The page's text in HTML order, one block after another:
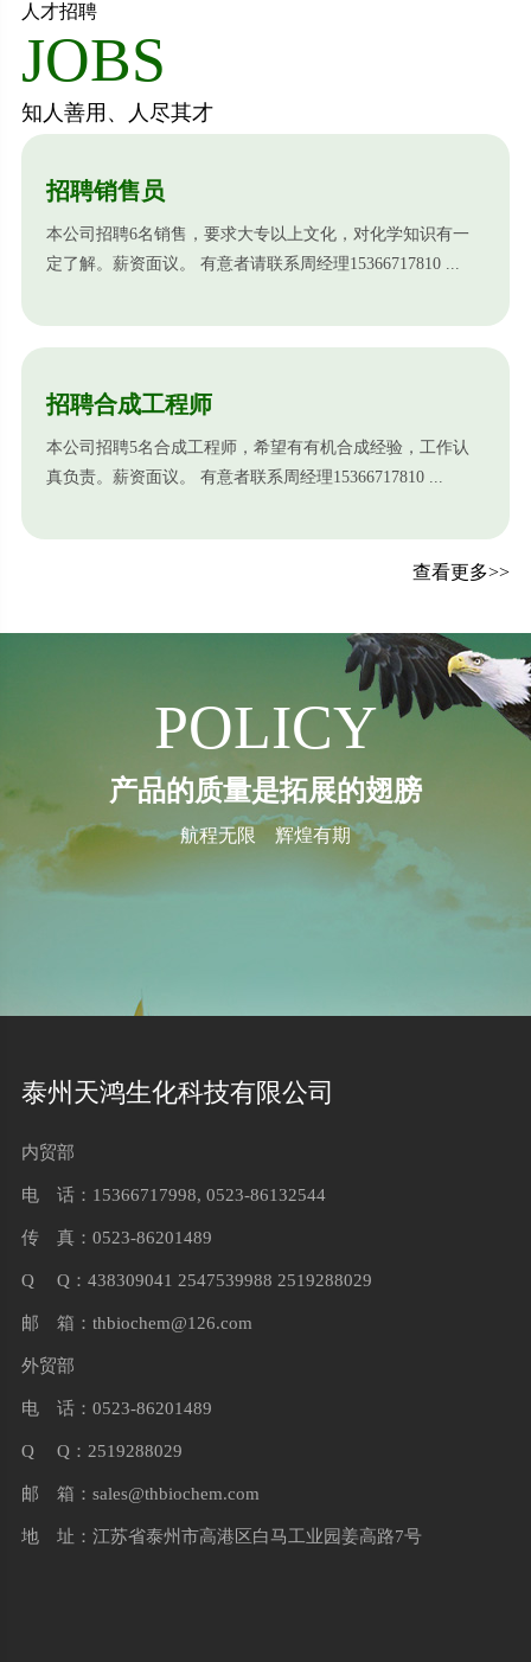
人才招聘
JOBS
知人善用、人尽其才
招聘销售员
本公司招聘6名销售，要求大专以上文化，对化学知识有一
定了解。薪资面议。 有意者请联系周经理15366717810 ...
招聘合成工程师
本公司招聘5名合成工程师，希望有有机合成经验，工作认
真负责。薪资面议。 有意者联系周经理15366717810 ...
查看更多>>
POLICY
产品的质量是拓展的翅膀
航程无限 辉煌有期
泰州天鸿生化科技有限公司
内贸部
电 话：15366717998, 0523-86132544
传 真：0523-86201489
Q Q：438309041 2547539988 2519288029
邮 箱： thbiochem@126.com
外贸部
电 话：0523-86201489
Q Q：2519288029
邮 箱： sales@thbiochem.com
地 址：江苏省泰州市高港区白马工业园姜高路7号